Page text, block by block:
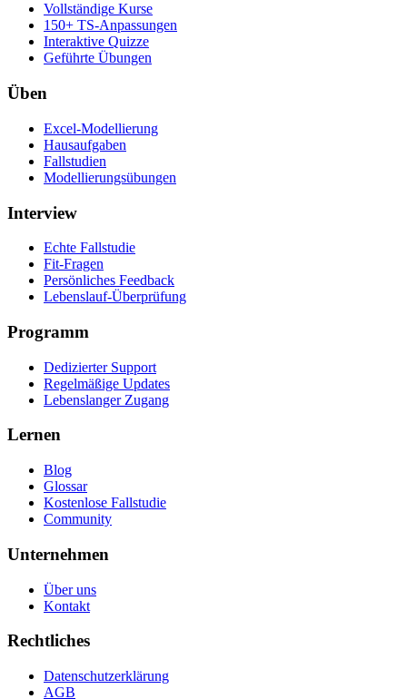
Vollständige Kurse
150+ TS-Anpassungen
Interaktive Quizze
Geführte Übungen
Üben
Excel-Modellierung
Hausaufgaben
Fallstudien
Modellierungsübungen
Interview
Echte Fallstudie
Fit-Fragen
Persönliches Feedback
Lebenslauf-Überprüfung
Programm
Dedizierter Support
Regelmäßige Updates
Lebenslanger Zugang
Lernen
Blog
Glossar
Kostenlose Fallstudie
Community
Unternehmen
Über uns
Kontakt
Rechtliches
Datenschutzerklärung
AGB